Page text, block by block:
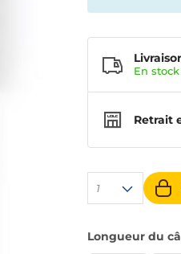
1
En stock
Retrait
Longueur du